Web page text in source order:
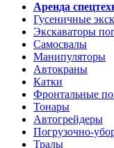
Аренда
Гусеничные
Экскаваторы
Самосвалы
Манипуляторы
Автокраны
Катки
Фронтальные
Тонары
Автогрейдеры
Погрузочно-
Тралы